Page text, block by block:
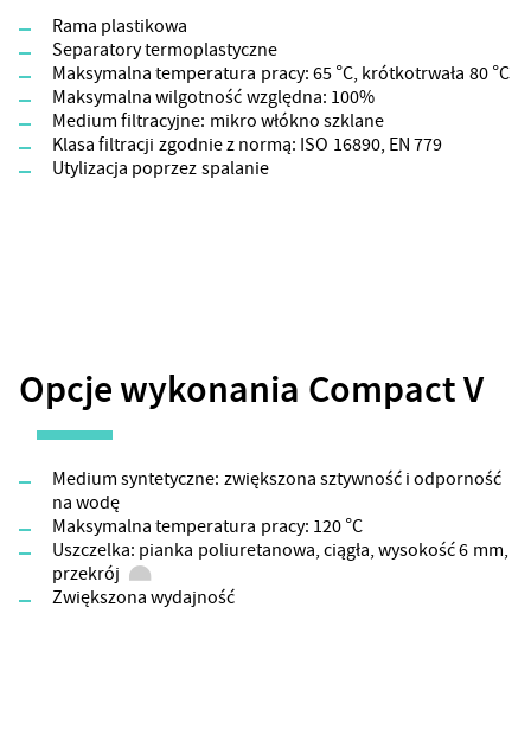
Rama plastikowa
Separatory termoplastyczne
Maksymalna temperatura pracy: 65 °C, krótkotrwała 80 °C
Maksymalna wilgotność względna: 100%
Medium filtracyjne: mikro włókno szklane
Klasa filtracji zgodnie z normą: ISO 16890, EN 779
Utylizacja poprzez spalanie
Opcje wykonania Compact V
Medium syntetyczne: zwiększona sztywność i odporność
na wodę
Maksymalna temperatura pracy: 120 °C
Uszczelka: pianka poliuretanowa, ciągła, wysokość 6 mm,
przekrój
Zwiększona wydajność